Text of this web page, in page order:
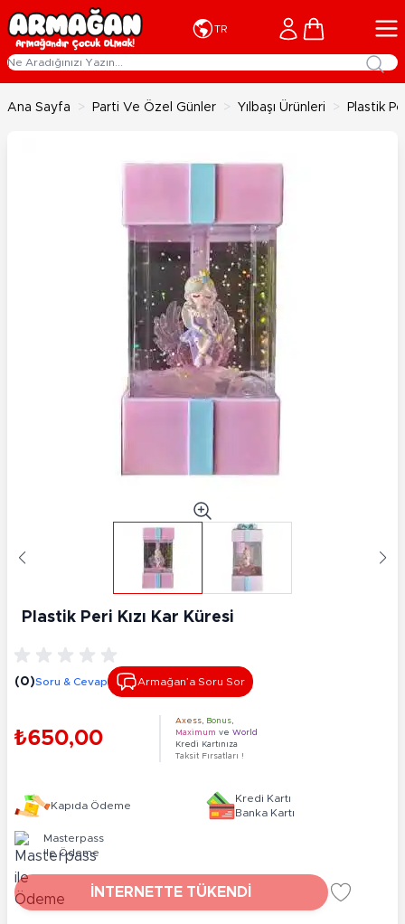
İçeriğe geç
TR Cart
Ana Sayfa > Parti Ve Özel Günler > Yılbaşı Ürünleri > Plastik
Plastik Peri Kızı Kar Küresi
(0)Soru & Cevap Armağan’a Soru Sor
₺650,00
Axess Bonus
Maximum ve World
Kredi Kartınıza
Taksit Fırsatları !
Kapıda Ödeme
Kredi Kartı
Banka Kartı
Masterpass
ile Ödeme
İNTERNETTE TÜKENDİ